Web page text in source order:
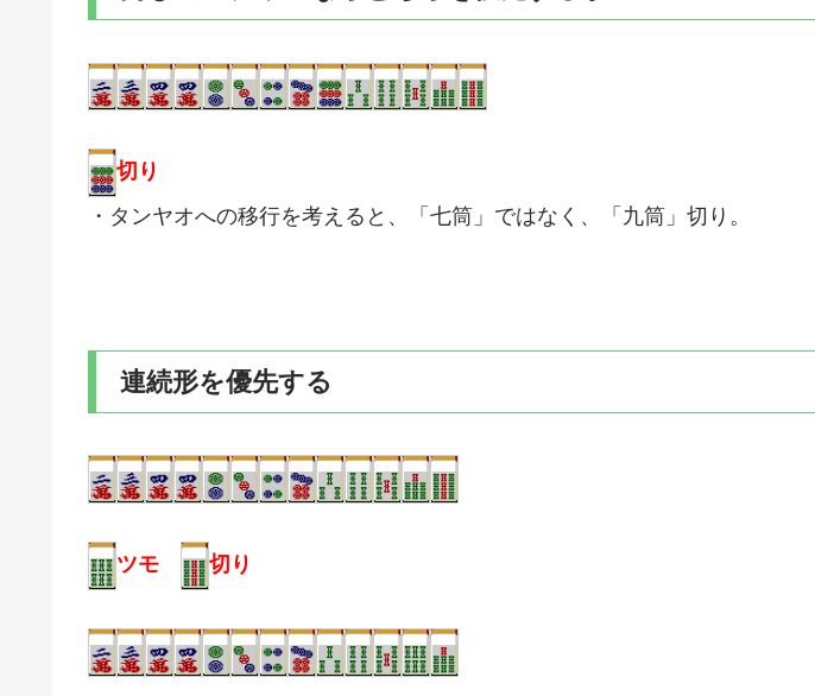
切り
・タンヤオへの移行を考えると、「七筒」ではなく、「九筒」切り。
連続形を優先する
ツモ 切り